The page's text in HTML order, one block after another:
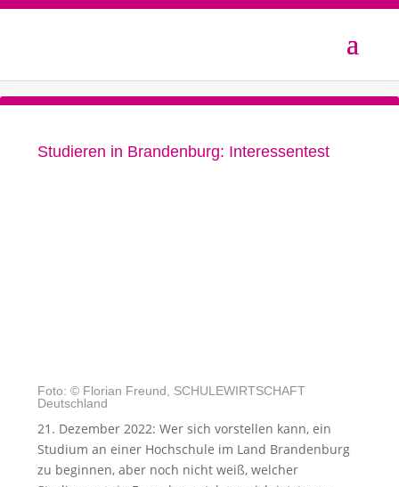
Studieren in Brandenburg: Interessentest
Foto: © Florian Freund, SCHULEWIRTSCHAFT
Deutschland
21. Dezember 2022: Wer sich vorstellen kann, ein
Studium an einer Hochschule im Land Brandenburg
zu beginnen, aber noch nicht weiß, welcher